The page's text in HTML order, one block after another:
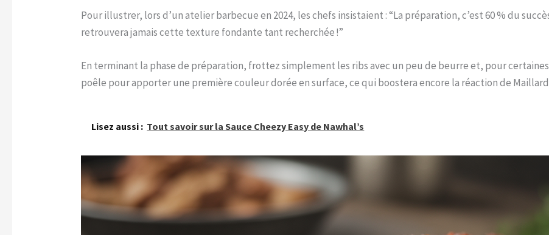
Pour illustrer, lors d’un atelier barbecue en 2024, les chefs insistaient : “La préparation, c’est 60 % du
retrouvera jamais cette texture fondante tant recherchée !”
En terminant la phase de préparation, frottez simplement les ribs avec un peu de beurre et, pour
poêle pour apporter une première couleur dorée en surface, ce qui boostera encore la réaction de
Lisez aussi : Tout savoir sur la Sauce Cheezy Easy de Nawhal’s